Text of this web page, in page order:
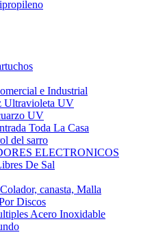
e Industrial
Ultravioleta UV
UV
Toda La Casa
del sarro
ELECTRONICOS
De Sal
canasta, Malla
Discos
Acero Inoxidable